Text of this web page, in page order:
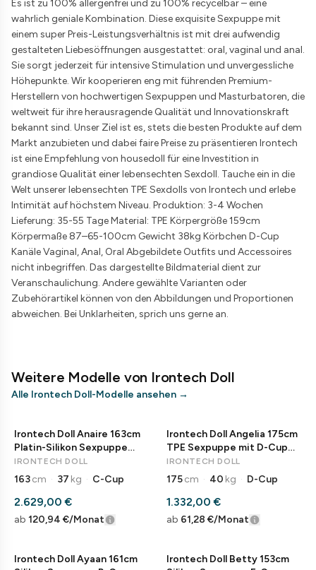
Es ist zu 100% allergenfrei und zu 100% recycelbar – eine
wahrlich geniale Kombination. Diese exquisite Sexpuppe mit
einem super Preis-Leistungsverhältnis ist mit drei aufwendig
gestalteten Liebesöffnungen ausgestattet: oral, vaginal und anal.
Sie sorgt jederzeit für intensive Stimulation und unvergessliche
Höhepunkte. Wir kooperieren eng mit führenden Premium-
Herstellern von hochwertigen Sexpuppen und Masturbatoren, die
weltweit für ihre herausragende Qualität und Innovationskraft
bekannt sind. Unser Ziel ist es, stets die besten Produkte auf dem
Markt anzubieten und dabei faire Preise zu präsentieren Irontech
ist eine Empfehlung von housedoll für eine Investition in
grandiose Qualität einer lebensechten Sexdoll. Tauche ein in die
Welt unserer lebensechten TPE Sexdolls von Irontech und erlebe
Intimität auf höchstem Niveau. Produktion: 3-4 Wochen
Lieferung: 35-55 Tage Material: TPE Körpergröße 159cm
Körpermaße 87–65-100cm Gewicht 38kg Körbchen D-Cup
Kanäle Vaginal, Anal, Oral Abgebildete Outfits und Accessoires
nicht inbegriffen. Das dargestellte Bildmaterial dient zur
Veranschaulichung. Andere gewählte Varianten oder
Zubehörartikel können von den Abbildungen und Proportionen
abweichen. Bei Unklarheiten, sprich uns gerne an.
Weitere Modelle von Irontech Doll
Alle Irontech Doll-Modelle ansehen →
Irontech Doll Anaire 163cm
Platin-Silikon Sexpuppe
Anime Elfe
IRONTECH DOLL
163cm · 37 kg · C-Cup
2.629,00 €
ab 120,94 €/Monat
Irontech Doll Angelia 175cm
TPE Sexpuppe mit D-Cup
Real Doll
IRONTECH DOLL
175cm · 40 kg · D-Cup
1.332,00 €
ab 61,28 €/Monat
Irontech Doll Ayaan 161cm
Irontech Doll Betty 153cm